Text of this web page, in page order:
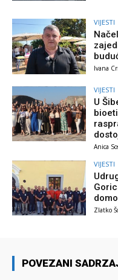
VIJESTI
Ivana
VIJESTI
U
Anica
VIJESTI
Zlatko
POVEZANI